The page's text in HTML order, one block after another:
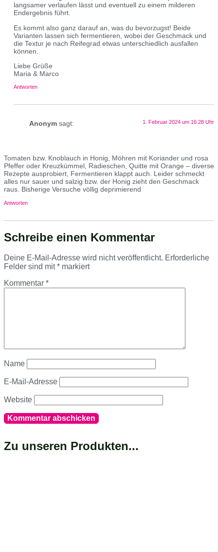
langsamer verlaufen lässt und eventuell zu einem milderen
Endergebnis führt.
Es kommt also ganz darauf an, was du bevorzugst! Beide
Varianten lassen sich fermentieren, wobei der Geschmack und
die Textur je nach Reifegrad etwas unterschiedlich ausfallen
können.
Liebe Grüße
Maria & Marco
Antworten
Anonym sagt: 1. Februar 2024 um 16:28 Uhr
Tomaten bzw. Knoblauch in Honig, Möhren mit Koriander und rosa
Pfeffer oder Kreuzkümmel, Radieschen, Quitte mit Orange – diverse
Rezepte ausprobiert, Fermentieren klappt auch. Leider schmeckt
alles nur sauer und salzig bzw. der Honig zieht den Geschmack
raus. Bisherige Versuche völlig deprimierend
Antworten
Schreibe einen Kommentar
Deine E-Mail-Adresse wird nicht veröffentlicht. Erforderliche
Felder sind mit* markiert
Kommentar *
Name
E-Mail-Adresse
Website
Zu unseren Produkten...